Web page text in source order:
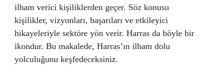
ilham verici kişiliklerden geçer. Söz konusu
kişilikler, vizyonları, başarıları ve etkileyici
hikayeleriyle sektöre yön verir. Harras da böyle bir
ikondur. Bu makalede, Harras’ın ilham dolu
yolculuğunu keşfedeceksiniz.